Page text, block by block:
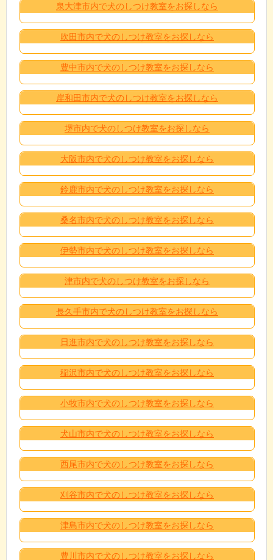
泉大津市内で犬のしつけ教室をお探しなら
吹田市内で犬のしつけ教室をお探しなら
豊中市内で犬のしつけ教室をお探しなら
岸和田市内で犬のしつけ教室をお探しなら
堺市内で犬のしつけ教室をお探しなら
大阪市内で犬のしつけ教室をお探しなら
鈴鹿市内で犬のしつけ教室をお探しなら
桑名市内で犬のしつけ教室をお探しなら
伊勢市内で犬のしつけ教室をお探しなら
津市内で犬のしつけ教室をお探しなら
長久手市内で犬のしつけ教室をお探しなら
日進市内で犬のしつけ教室をお探しなら
稲沢市内で犬のしつけ教室をお探しなら
小牧市内で犬のしつけ教室をお探しなら
犬山市内で犬のしつけ教室をお探しなら
西尾市内で犬のしつけ教室をお探しなら
刈谷市内で犬のしつけ教室をお探しなら
津島市内で犬のしつけ教室をお探しなら
豊川市内で犬のしつけ教室をお探しなら